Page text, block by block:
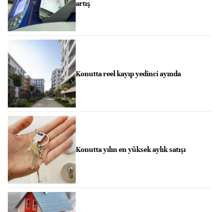
artış
Konutta reel kayıp yedinci ayında
Konutta yılın en yüksek aylık satışı